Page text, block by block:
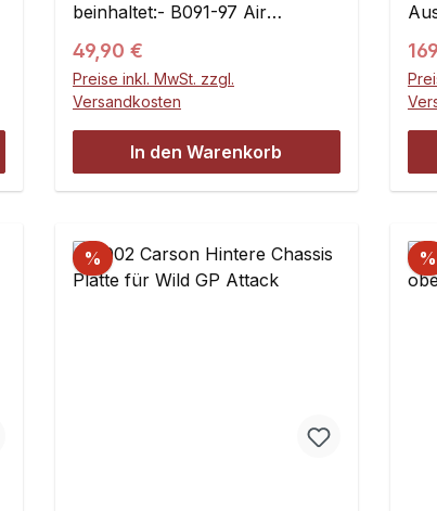
beinhaltet:- B091-97 Air
filterInhalt:1 Set
Regulärer Preis:
49,90 €
Preise inkl. MwSt. zzgl.
Versandkosten
In den Warenkorb
% %